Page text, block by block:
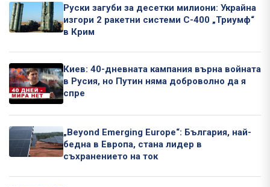
Руски загуби за десетки милиони: Украйна
изгори 2 ракетни системи С-400 „Триумф“
в Крим
Киев: 40-дневната кампания върна войната
в Русия, но Путин няма доброволно да я
спре
„Beyond Emerging Europe“: България, най-
бедна в Европа, стана лидер в
съхранението на ток